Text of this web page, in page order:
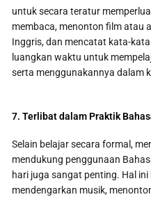
untuk secara teratur
membaca, menonton film atau
Inggris, dan mencatat kata-
luangkan waktu untuk
serta menggunakannya dalam
7. Terlibat dalam Praktik
Selain belajar secara formal,
mendukung penggunaan
hari juga sangat penting. Hal
mendengarkan musik,